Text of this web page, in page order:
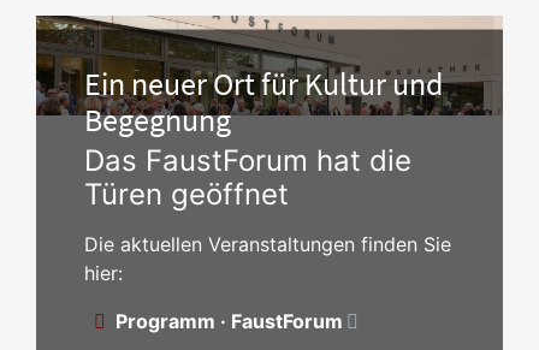
Ein neuer Ort für Kultur und
Begegnung
Das FaustForum hat die
Türen geöffnet
Die aktuellen Veranstaltungen finden Sie
hier:
Programm · FaustForum